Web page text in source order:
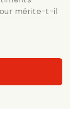
mérite-t-il